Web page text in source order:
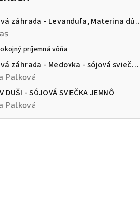
Bylinková záhrada - Levanduľa,
produktu je 5 z 5 hviezdičiek.
príjemná vôňa
Bylinková záhrada - Medovka - sójová sviečka Jemnô
produktu je 5 z 5 hviezdičiek.
Palková
DUŠI - SÓJOVÁ SVIEČKA JEMNÔ
produktu je 5 z 5 hviezdičiek.
Palková